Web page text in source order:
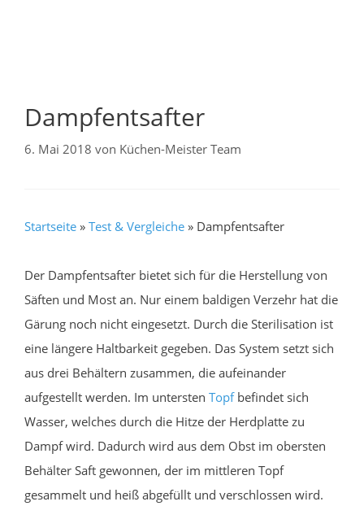
Dampfentsafter
6. Mai 2018 von Küchen-Meister Team
Startseite » Test & Vergleiche » Dampfentsafter
Der Dampfentsafter bietet sich für die Herstellung von
Säften und Most an. Nur einem baldigen Verzehr hat die
Gärung noch nicht eingesetzt. Durch die Sterilisation ist
eine längere Haltbarkeit gegeben. Das System setzt sich
aus drei Behältern zusammen, die aufeinander
aufgestellt werden. Im untersten Topfbefindet sich
Wasser, welches durch die Hitze der Herdplatte zu
Dampf wird. Dadurch wird aus dem Obst im obersten
Behälter Saft gewonnen, der im mittleren Topf
gesammelt und heiß abgefüllt und verschlossen wird.